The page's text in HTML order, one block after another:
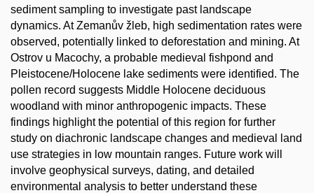
sediment sampling to investigate past landscape
dynamics. At Zemanův žleb, high sedimentation rates were
observed, potentially linked to deforestation and mining. At
Ostrov u Macochy, a probable medieval fishpond and
Pleistocene/Holocene lake sediments were identified. The
pollen record suggests Middle Holocene deciduous
woodland with minor anthropogenic impacts. These
findings highlight the potential of this region for further
study on diachronic landscape changes and medieval land
use strategies in low mountain ranges. Future work will
involve geophysical surveys, dating, and detailed
environmental analysis to better understand these